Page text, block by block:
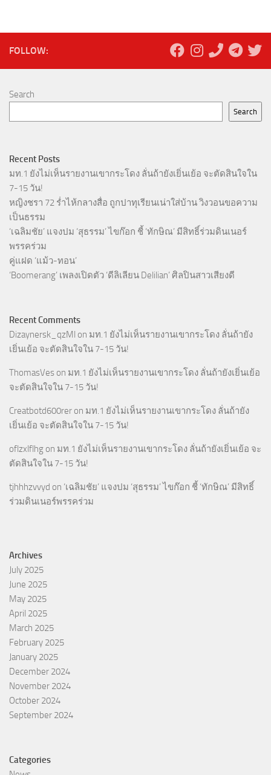
FOLLOW:
Search
Search
Recent Posts
มท.1 ยังไม่เห็นรายงานเขากระโดง ลั่นถ้ายังเยิ่นเย้อ จะตัดสินใจใน
7-15 วัน!
หญิงชรา 72 ร่ำไห้กลางสื่อ ถูกปาทุเรียนเน่าใส่บ้าน วิงวอนขอความ
เป็นธรรม
‘เฉลิมชัย’ แจงปม ‘สุธรรม’ ไขก๊อก ชี้ ‘ทักษิณ’ มีสิทธิ์ร่วมดินเนอร์
พรรคร่วม
คู่แฝด ‘แม้ว-ทอน’
‘Boomerang’ เพลงเปิดตัว ‘ดีลิเลียน Delilian’ ศิลปินสาวเสียงดี
Recent Comments
Dizaynersk_qzMl on มท.1 ยังไม่เห็นรายงานเขากระโดง ลั่นถ้ายัง
เยิ่นเย้อ จะตัดสินใจใน 7-15 วัน!
ThomasVes on มท.1 ยังไม่เห็นรายงานเขากระโดง ลั่นถ้ายังเยิ่นเย้อ
จะตัดสินใจใน 7-15 วัน!
Creatbotd600rer on มท.1 ยังไม่เห็นรายงานเขากระโดง ลั่นถ้ายัง
เยิ่นเย้อ จะตัดสินใจใน 7-15 วัน!
oflzxlflhg on มท.1 ยังไม่เห็นรายงานเขากระโดง ลั่นถ้ายังเยิ่นเย้อ จะ
ตัดสินใจใน 7-15 วัน!
tjhhhzvvyd on ‘เฉลิมชัย’ แจงปม ‘สุธรรม’ ไขก๊อก ชี้ ‘ทักษิณ’ มีสิทธิ์
ร่วมดินเนอร์พรรคร่วม
Archives
July 2025
June 2025
May 2025
April 2025
March 2025
February 2025
January 2025
December 2024
November 2024
October 2024
September 2024
Categories